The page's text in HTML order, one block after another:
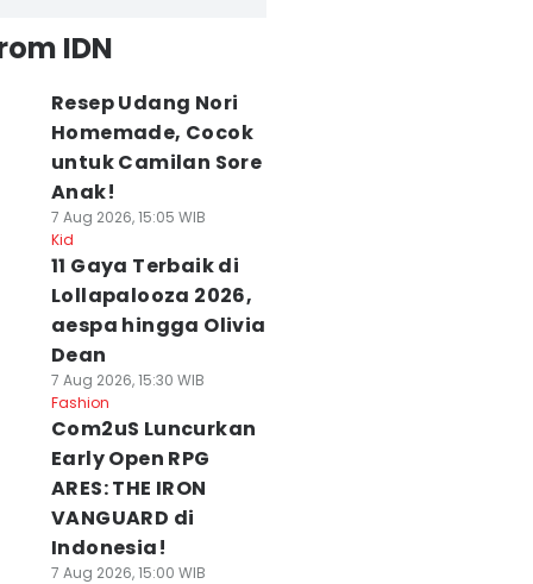
IDN
Resep Udang Nori
Homemade, Cocok
untuk Camilan Sore
Anak!
7 Aug 2026, 15:05 WIB
Kid
11 Gaya Terbaik di
Lollapalooza 2026,
aespa hingga Olivia
Dean
7 Aug 2026, 15:30 WIB
Fashion
Com2uS Luncurkan
Early Open RPG
ARES: THE IRON
VANGUARD di
Indonesia!
7 Aug 2026, 15:00 WIB